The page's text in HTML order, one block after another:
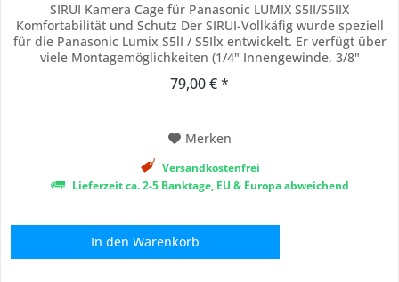
SIRUI Kamera Cage für Panasonic LUMIX S5II/S5IIX
Komfortabilität und Schutz Der SIRUI-Vollkäfig wurde speziell
für die Panasonic Lumix S5lI / S5Ilx entwickelt. Er verfügt über
viele Montagemöglichkeiten (1/4" Innengewinde, 3/8"
Cold Shoe) für diverses Zubehör und Equipment. Die
79,00 € *
Merken
Versandkostenfrei
Lieferzeit ca. 2-5 Banktage, EU & Europa abweichend
In den Warenkorb